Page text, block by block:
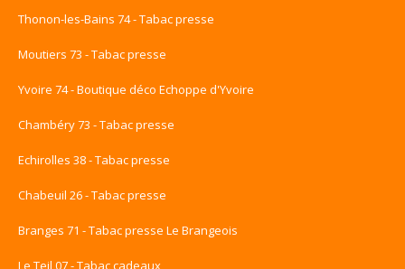
Thonon-les-Bains 74 - Tabac presse
Moutiers 73 - Tabac presse
Yvoire 74 - Boutique déco Echoppe d'Yvoire
Chambéry 73 - Tabac presse
Echirolles 38 - Tabac presse
Chabeuil 26 - Tabac presse
Branges 71 - Tabac presse Le Brangeois
Le Teil 07 - Tabac cadeaux